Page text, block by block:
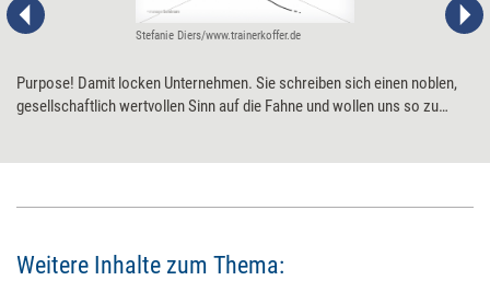
Stefanie Diers/www.trainerkoffer.de
Purpose! Damit locken Unternehmen. Sie schreiben sich einen noblen,
gesellschaftlich wertvollen Sinn auf die Fahne und wollen uns so zu
Weitere Inhalte zum Thema: